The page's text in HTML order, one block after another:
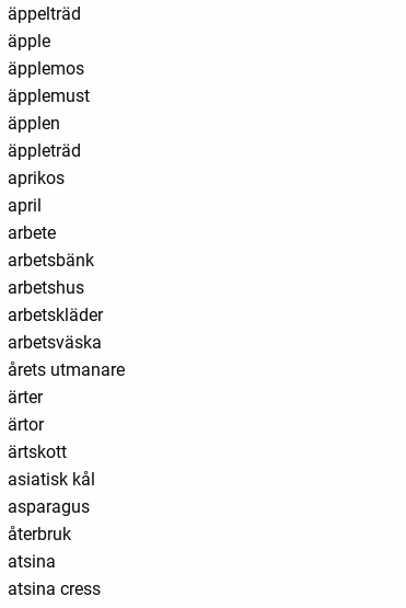
äppelträd
äpple
äpplemos
äpplemust
äpplen
äppleträd
aprikos
april
arbete
arbetsbänk
arbetshus
arbetskläder
arbetsväska
årets utmanare
ärter
ärtor
ärtskott
asiatisk kål
asparagus
återbruk
atsina
atsina cress